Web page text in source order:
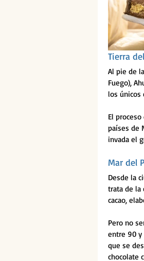
Tierra
Al pie de
Fuego),
los únicos
El
países de
invada el
Mar del
Desde la
trata de la
cacao,
Pero no
entre 90 y
que se
chocolate